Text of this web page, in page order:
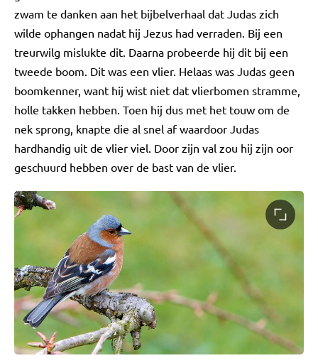
zwam te danken aan het bijbelverhaal dat Judas zich
wilde ophangen nadat hij Jezus had verraden. Bij een
treurwilg mislukte dit. Daarna probeerde hij dit bij een
tweede boom. Dit was een vlier. Helaas was Judas geen
boomkenner, want hij wist niet dat vlierbomen stramme,
holle takken hebben. Toen hij dus met het touw om de
nek sprong, knapte die al snel af waardoor Judas
hardhandig uit de vlier viel. Door zijn val zou hij zijn oor
geschuurd hebben over de bast van de vlier.